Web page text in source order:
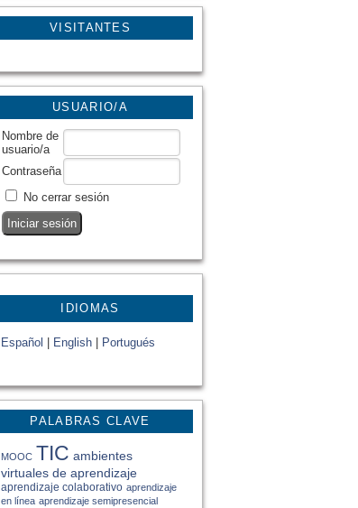
VISITANTES
USUARIO/A
Nombre de
usuario/a
Contraseña
No cerrar sesión
IDIOMAS
Español English Portugués
PALABRAS CLAVE
MOOC TIC ambientes
virtuales de aprendizaje
aprendizaje colaborativo aprendizaje
en línea aprendizaje semipresencial